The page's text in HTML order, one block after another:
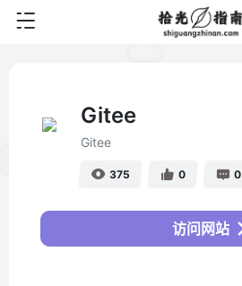
Gitee
Gitee
375 0 0
访问网站